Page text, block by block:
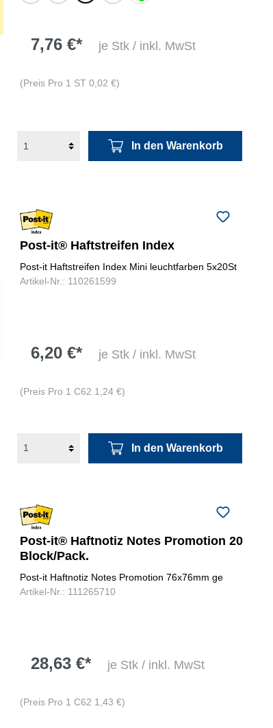
powerpink,
7,76 €* je Stk / inkl. MwSt
(Preis Pro 1 ST 0,02 €)
In den Warenkorb
Post-it® Haftstreifen Index
Post-it Haftstreifen Index Mini leuchtfarben 5x20St
Artikel-Nr.: 110261599
6,20 €* je Stk / inkl. MwSt
(Preis Pro 1 C62 1,24 €)
In den Warenkorb
Post-it® Haftnotiz Notes Promotion 20
Block/Pack.
Post-it Haftnotiz Notes Promotion 76x76mm ge
Artikel-Nr.: 111265710
28,63 €* je Stk / inkl. MwSt
(Preis Pro 1 C62 1,43 €)